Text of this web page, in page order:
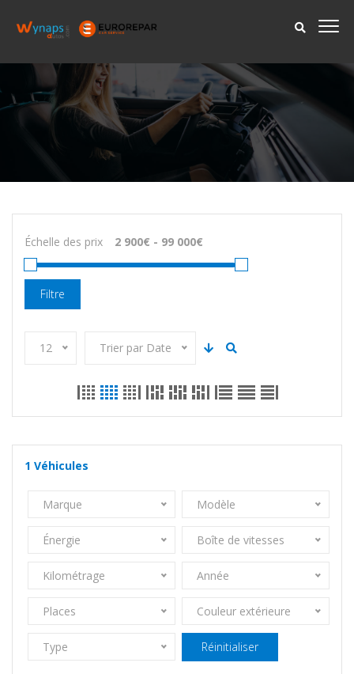
Échelle des prix
Filtre
12 Trier par Date
1 Véhicules
Marque Modèle
Énergie Boîte de vitesses
Kilométrage Année
Places Couleur extérieure
Type Réinitialiser